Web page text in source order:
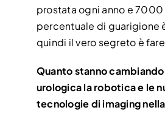
prostata ogni anno e 7000
percentuale di guarigione
quindi il vero segreto è
Quanto stanno
urologica la robotica e le
tecnologie di imaging